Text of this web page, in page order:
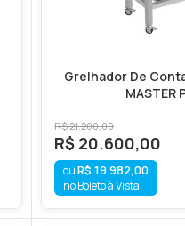
Grelhador De
MASTER
R$21.200,00
R$ 20.600,00
R$ 19.982,00
no Boleto à Vista